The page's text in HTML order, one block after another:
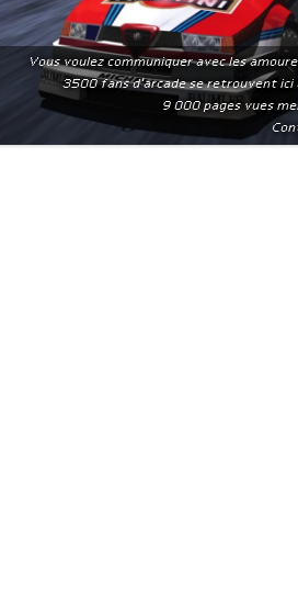
Vous voulez communiquer avec les
3500 fans d'arcade se retrouvent ici
9 000 pages vues